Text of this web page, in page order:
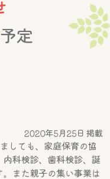
定
2020年5月25日 掲載
しても、家庭保育の協
科検診、歯科検診、誕
また親子の集い事業は